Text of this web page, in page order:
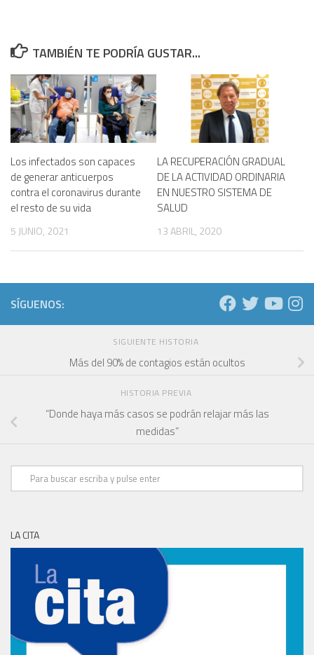
TAMBIÉN TE PODRÍA GUSTAR...
Los infectados son capaces
de generar anticuerpos
contra el coronavirus durante
el resto de su vida
5 JUNIO, 2021
LA RECUPERACIÓN GRADUAL
DE LA ACTIVIDAD ORDINARIA
EN NUESTRO SISTEMA DE
SALUD
13 ABRIL, 2020
SÍGUENOS:
SIGUIENTE HISTORIA
Más del 90% de contagios están ocultos
HISTORIA PREVIA
“Donde haya más casos se podrán relajar más las
medidas”
LA CITA